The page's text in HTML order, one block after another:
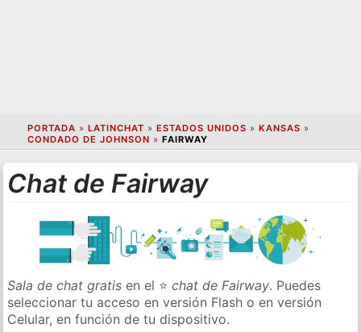
PORTADA » LATINCHAT » ESTADOS UNIDOS » KANSAS »
CONDADO DE JOHNSON » FAIRWAY
Chat de Fairway
Sala de chat gratis en el ⭐chat de Fairway. Puedes
seleccionar tu acceso en versión Flash o en versión
Celular, en función de tu dispositivo.